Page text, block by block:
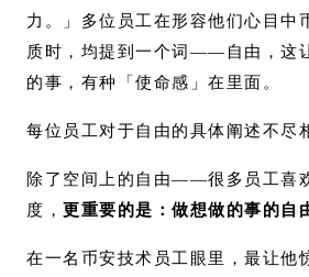
力。」多位员工在形容他们心目中
质时，均提到一个词——自由，这
的事，有种「使命感」在里面。
每位员工对于自由的具体阐述不尽
除了空间上的自由——很多员工喜
度， 更重要的是：做想做的事的自
在一名币安技术员工眼里，最让他